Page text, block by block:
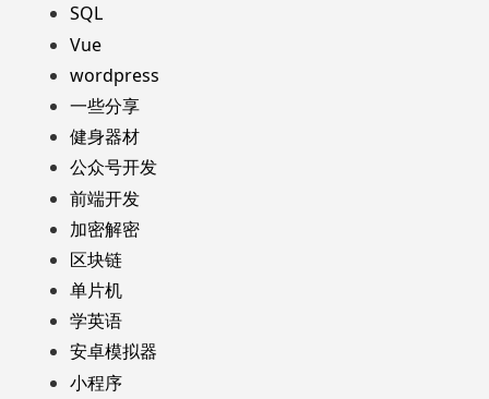
SQL
Vue
wordpress
一些分享
健身器材
公众号开发
前端开发
加密解密
区块链
单片机
学英语
安卓模拟器
小程序